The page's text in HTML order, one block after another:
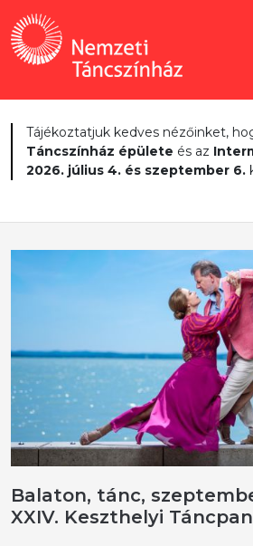
Tájékoztatjuk kedves nézőinket,
Táncszínház épülete és az
2026. július 4. és szeptember 6.
Balaton, tánc,
XXIV. Keszthelyi